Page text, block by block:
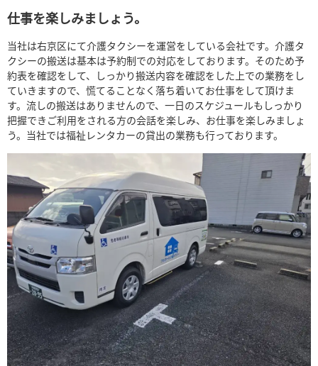
仕事を楽しみましょう。
当社は右京区にて介護タクシーを運営をしている会社です。介護タ
クシーの搬送は基本は予約制での対応をしております。そのため予
約表を確認をして、しっかり搬送内容を確認をした上での業務をし
ていきますので、慌てることなく落ち着いてお仕事をして頂けま
す。流しの搬送はありませんので、一日のスケジュールもしっかり
把握できご利用をされる方の会話を楽しみ、お仕事を楽しみましょ
う。当社では福祉レンタカーの貸出の業務も行っております。